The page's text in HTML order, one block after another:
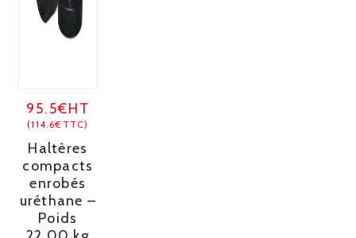
95.5€HT
(114.6€TTC)
Haltères
compacts
enrobés
uréthane –
Poids